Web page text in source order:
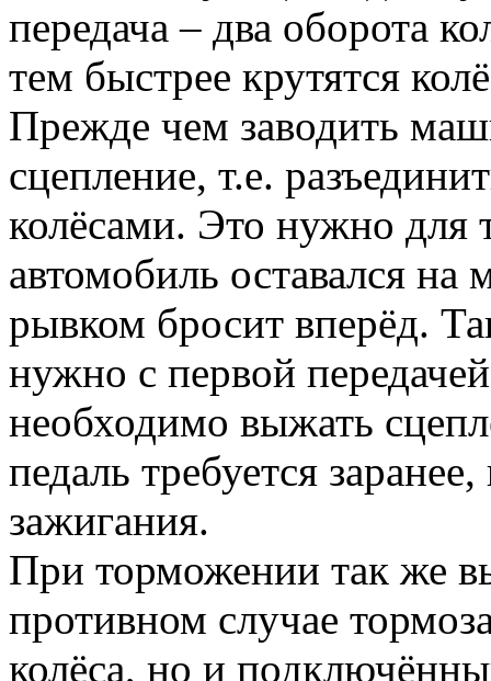
передача – два оборота
тем быстрее крутятся
Прежде чем заводить
сцепление, т.е.
колёсами. Это нужно для
автомобиль оставался на
рывком бросит вперёд.
нужно с первой
необходимо выжать
педаль требуется
зажигания.
При торможении так же
противном случае
колёса, но и